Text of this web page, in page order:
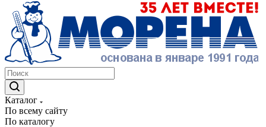
Каталог
По всему сайту
По каталогу